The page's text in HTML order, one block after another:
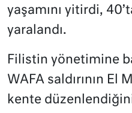
yaşamını yitirdi,
yaralandı.
Filistin yönetimine
WAFA saldırının El
kente